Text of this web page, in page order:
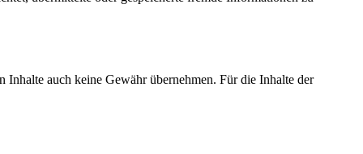
auch keine Gewähr übernehmen. Für die Inhalte der